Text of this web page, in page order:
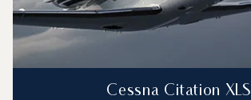
Cessna Citation XLS